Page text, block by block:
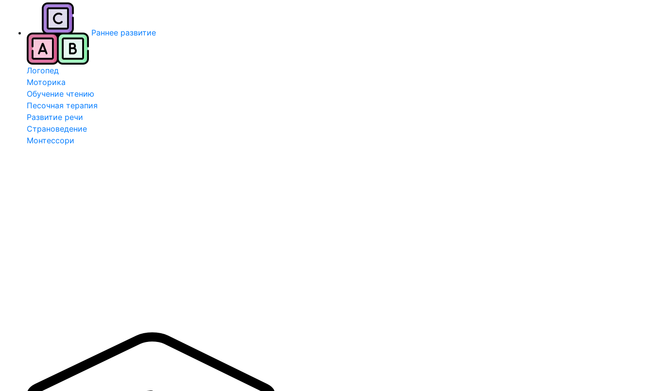
Раннее развитие
Логопед
Моторика
Обучение чтению
Песочная терапия
Развитие речи
Страноведение
Монтессори